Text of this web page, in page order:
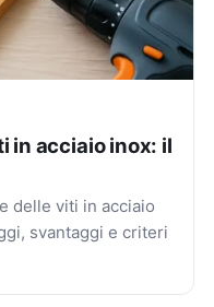
in acciaio inox: il
delle viti in acciaio
svantaggi e criteri